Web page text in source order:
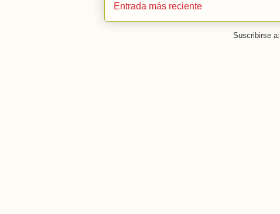
Entrada más reciente
Suscribirse a: